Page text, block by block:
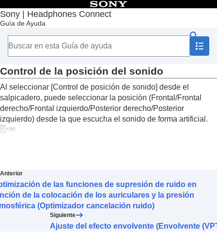
Sony | Headphones Connect
Guía de Ayuda
Contenido
Principio
Introducción
Utilización
Acerca del salpicadero “Sony | Headphones
Connect
Funciones que aparecen en la pestaña [Estado]
Funciones que aparecen en la pestaña [Sonido]
Utilización de los ajustes rápidos de sonido
Ajuste de la función de supresión de ruido y el
modo de sonido ambiente (Cntrl sonido
(Optimizador cancelación ruido)
Control de la posición del sonido
Ajuste del efecto envolvente (Envolvente
(VPT))
Ajuste de la calidad del sonido utilizando el
Control de la posición del sonido
Al seleccionar [Control de posición de sonido] desde el
salpicadero, puede seleccionar la posición (Frontal /Frontal
derecho/Frontal izquierdo/Posterior derecho/Posterior
izquierdo) desde la que escucha el sonido de forma artificial.
Anterior
de las funciones de supresión de ruido en
de la colocación de los auriculares y la presión
(Optimizador cancelación ruido)
Siguiente
Ajuste del efecto envolvente (Envolvente